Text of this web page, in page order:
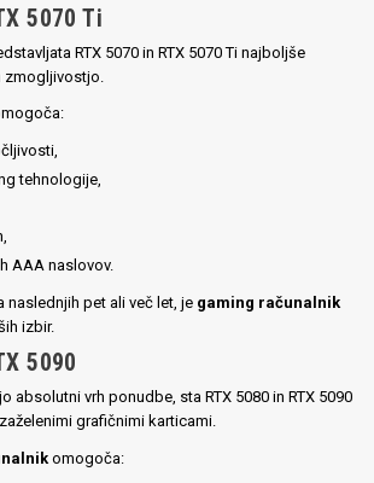
5070 Ti
RTX 5070 in RTX 5070 Ti najboljše
zmogljivostjo.
tehnologije,
AAA naslovov.
naslednjih pet ali več let, je gaming računalnik
izbir.
5090
absolutni vrh ponudbe, sta RTX 5080 in RTX 5090
grafičnimi karticami.
omogoča: